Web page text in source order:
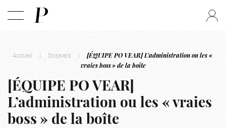
Accueil | Dossiers |
[ÉQUIPE PO VEAR] L’administration ou les «
vraies boss » de la boîte
[ÉQUIPE PO VEAR]
L’administration ou les « vraies
boss » de la boîte